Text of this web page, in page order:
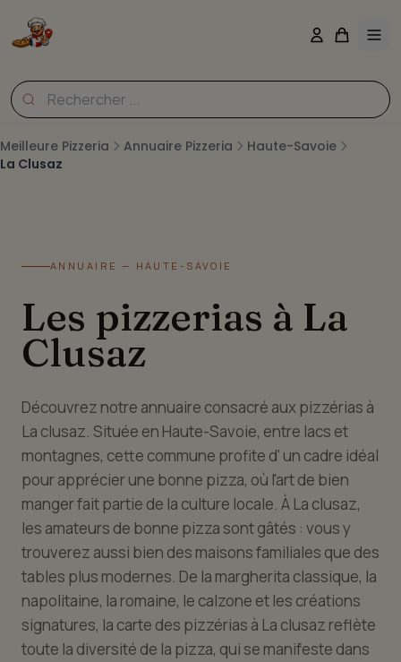
Meilleure Pizzeria Annuaire Pizzeria
Haute-Savoie
La Clusaz
ANNUAIRE — HAUTE-SAVOIE
Les pizzerias à La
Clusaz
Découvrez notre annuaire consacré aux pizzérias à
La clusaz. Située en Haute-Savoie, entre lacs et
montagnes, cette commune profite d' un cadre idéal
pour apprécier une bonne pizza, où l'art de bien
manger fait partie de la culture locale. À La clusaz,
les amateurs de bonne pizza sont gâtés : vous y
trouverez aussi bien des maisons familiales que des
tables plus modernes. De la margherita classique, la
napolitaine, la romaine, le calzone et les créations
signatures, la carte des pizzérias à La clusaz reflète
toute la diversité de la pizza, qui se manifeste dans